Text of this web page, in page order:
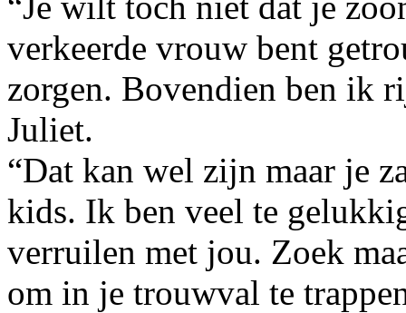
verkeerde vrouw bent
zorgen. Bovendien ben ik
Juliet.
“Dat kan wel zijn maar je
kids. Ik ben veel te
verruilen met jou. Zoek
om in je trouwval te